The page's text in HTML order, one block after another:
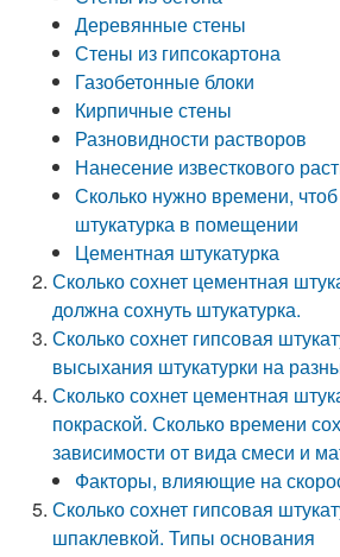
Деревянные стены
Стены из гипсокартона
Газобетонные блоки
Кирпичные стены
Разновидности растворов
Нанесение известкового
Сколько нужно времени,
штукатурка в помещении
Цементная штукатурка
Сколько сохнет цементная
должна сохнуть штукатурка.
Сколько сохнет гипсовая
высыхания штукатурки на
Сколько сохнет цементная
покраской. Сколько времени
зависимости от вида смеси и
Факторы, влияющие на
Сколько сохнет гипсовая
шпаклевкой. Типы основания